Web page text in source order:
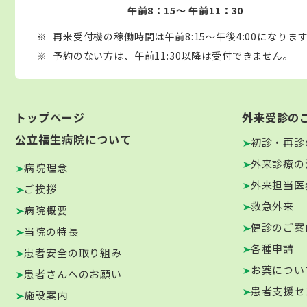
午前8：15～ 午前11：30
再来受付機の稼働時間は午前8:15～午後4:00になりま
予約のない方は、午前11:30以降は受付できません。
トップページ
公立福生病院について
病院理念
ご挨拶
病院概要
当院の特長
患者安全の取り組み
患者さんへのお願い
施設案内
外来受診の
初診・再
外来診療
外来担当
救急外来
健診のご
各種申請
お薬につ
患者支援